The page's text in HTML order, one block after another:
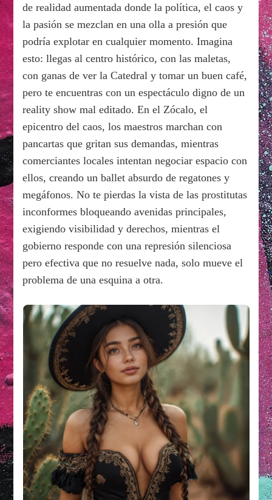
de realidad aumentada donde la política, el caos y
la pasión se mezclan en una olla a presión que
podría explotar en cualquier momento. Imagina
esto: llegas al centro histórico, con las maletas,
con ganas de ver la Catedral y tomar un buen café,
pero te encuentras con un espectáculo digno de un
reality show mal editado. En el Zócalo, el
epicentro del caos, los maestros marchan con
pancartas que gritan sus demandas, mientras
comerciantes locales intentan negociar espacio con
ellos, creando un ballet absurdo de regatones y
megáfonos. No te pierdas la vista de las prostitutas
inconformes bloqueando avenidas principales,
exigiendo visibilidad y derechos, mientras el
gobierno responde con una represión silenciosa
pero efectiva que no resuelve nada, solo mueve el
problema de una esquina a otra.